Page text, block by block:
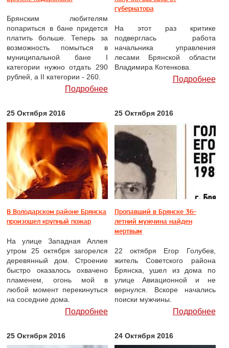
Брянским любителям
попариться в бане придется
платить больше. Теперь за
возможность помыться в
муниципальной бане I
категории нужно отдать 290
рублей, а II категории - 260.
Подробнее
губернатора
На этот раз критике
подверглась работа
начальника управления
лесами Брянской области
Владимира Котенкова.
Подробнее
25 Октября 2016
В Володарском районе Брянска
произошел крупный пожар
На улице Западная Аллея
утром 25 октября загорелся
деревянный дом. Строение
быстро оказалось охвачено
пламенем, огонь мой в
любой момент перекинуться
на соседние дома.
Подробнее
25 Октября 2016
Пропавший в Брянске 36-
летний мужчина найден
мертвым
22 октября Егор Голубев,
житель Советского района
Брянска, ушел из дома по
улице Авиационной и не
вернулся. Вскоре начались
поиски мужчины.
Подробнее
25 Октября 2016 24 Октября 2016